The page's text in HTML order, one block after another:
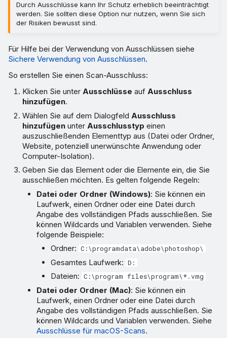
Durch Ausschlüsse kann Ihr Schutz erheblich beeinträchtigt
werden. Sie sollten diese Option nur nutzen, wenn Sie sich
der Risiken bewusst sind.
Für Hilfe bei der Verwendung von Ausschlüssen siehe
Sichere Verwendung von Ausschlüssen.
So erstellen Sie einen Scan-Ausschluss:
Klicken Sie unterAusschlüsse aufAusschluss
hinzufügen.
Wählen Sie auf dem Dialogfeld Ausschluss
hinzufügen unter Ausschlusstyp einen
auszuschließenden Elementtyp aus (Datei oder Ordner,
Website, potenziell unerwünschte Anwendung oder
Computer-Isolation).
Geben Sie das Element oder die Elemente ein, die Sie
ausschließen möchten. Es gelten folgende Regeln:
Datei oder Ordner (Windows): Sie können ein
Laufwerk, einen Ordner oder eine Datei durch
Angabe des vollständigen Pfads ausschließen. Sie
können Wildcards und Variablen verwenden. Siehe
folgende Beispiele:
Ordner: C:\programdata\adobe\photoshop\
Gesamtes Laufwerk: D:
Dateien: C:\program files\program\*.vmg
Datei oder Ordner (Mac): Sie können ein
Laufwerk, einen Ordner oder eine Datei durch
Angabe des vollständigen Pfads ausschließen. Sie
können Wildcards und Variablen verwenden. Siehe
Ausschlüsse für macOS-Scans.